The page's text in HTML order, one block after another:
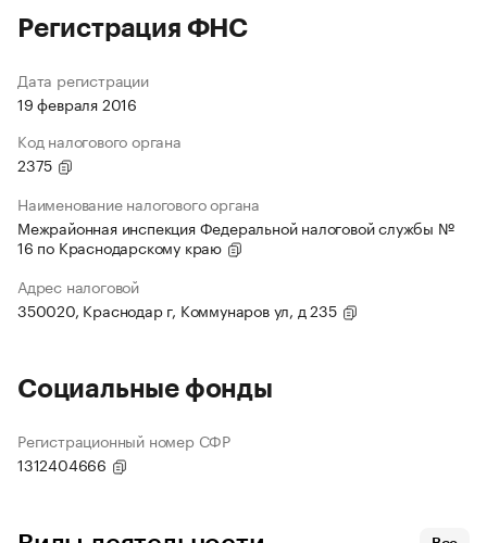
Регистрация ФНС
Дата регистрации
19 февраля 2016
Код налогового органа
2375
Наименование налогового органа
Межрайонная инспекция Федеральной налоговой службы №
16 по Краснодарскому краю
Адрес налоговой
350020, Краснодар г, Коммунаров ул, д 235
Социальные фонды
Регистрационный номер СФР
1312404666